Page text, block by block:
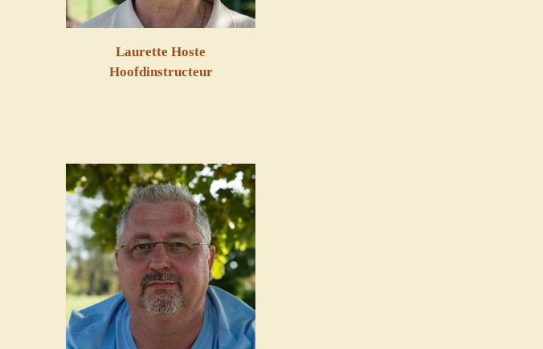
Laurette Hoste
Hoofdinstructeur